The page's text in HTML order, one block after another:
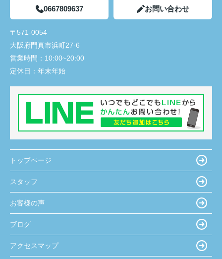
0667809637 お問い合わせ
〒571-0054
大阪府門真市浜町27-6
営業時間： 10:00~20:00
定休日： 年末年始
トップページ
スタッフ
お客様の声
ブログ
アクセスマップ